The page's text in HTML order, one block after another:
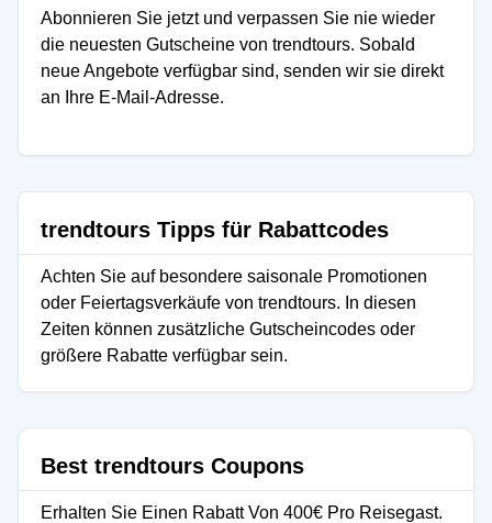
Abonnieren Sie jetzt und verpassen Sie nie wieder
die neuesten Gutscheine von trendtours. Sobald
neue Angebote verfügbar sind, senden wir sie direkt
an Ihre E-Mail-Adresse.
trendtours Tipps für Rabattcodes
Achten Sie auf besondere saisonale Promotionen
oder Feiertagsverkäufe von trendtours. In diesen
Zeiten können zusätzliche Gutscheincodes oder
größere Rabatte verfügbar sein.
Best trendtours Coupons
Erhalten Sie Einen Rabatt Von 400€ Pro Reisegast.